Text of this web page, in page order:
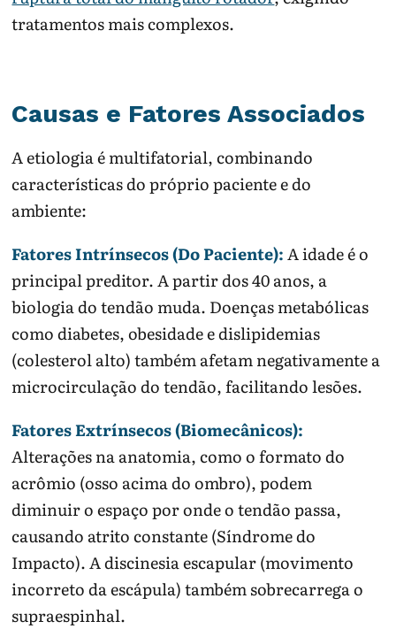
tratamentos mais complexos.
Causas e Fatores Associados
A etiologia é multifatorial, combinando
características do próprio paciente e do
ambiente:
Fatores Intrínsecos (Do Paciente):A idade é o
principal preditor. A partir dos 40 anos, a
biologia do tendão muda. Doenças metabólicas
como diabetes, obesidade e dislipidemias
(colesterol alto) também afetam negativamente a
microcirculação do tendão, facilitando lesões.
Fatores Extrínsecos (Biomecânicos):
Alterações na anatomia, como o formato do
acrômio (osso acima do ombro), podem
diminuir o espaço por onde o tendão passa,
causando atrito constante (Síndrome do
Impacto). A discinesia escapular (movimento
incorreto da escápula) também sobrecarrega o
supraespinhal.